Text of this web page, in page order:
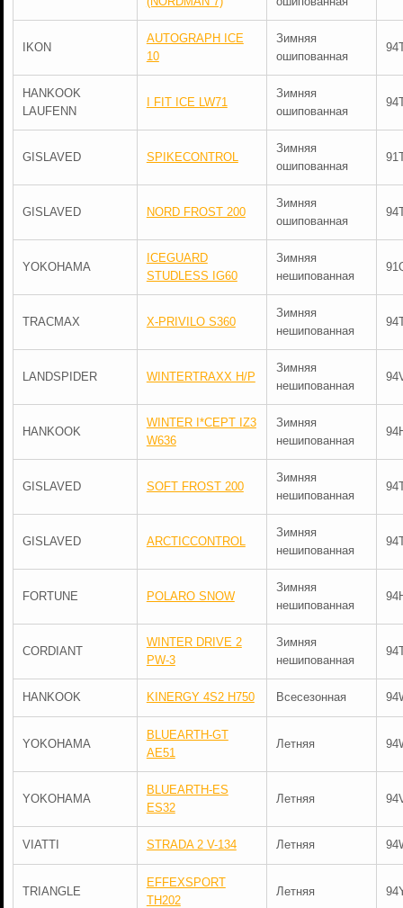
IKON
AUTOGRAPH ICE
10
Зимняя
ошипованная
HANKOOK
LAUFENN
I FIT ICE LW71
Зимняя
ошипованная
GISLAVED SPIKECONTROL
Зимняя
ошипованная
GISLAVED NORD FROST 200
Зимняя
ошипованная
YOKOHAMA
ICEGUARD
STUDLESS IG60
Зимняя
нешипованная
TRACMAX X-PRIVILO S360
Зимняя
нешипованная
LANDSPIDER WINTERTRAXX H/P
Зимняя
нешипованная
HANKOOK
WINTER I*CEPT IZ3
W636
Зимняя
нешипованная
GISLAVED SOFT FROST 200
Зимняя
нешипованная
GISLAVED ARCTICCONTROL
Зимняя
нешипованная
FORTUNE POLARO SNOW
Зимняя
нешипованная
CORDIANT
WINTER DRIVE 2
PW-3
Зимняя
нешипованная
HANKOOK KINERGY 4S2 H750 Всесезонная
YOKOHAMA
BLUEARTH-GT
AE51
Летняя
YOKOHAMA
BLUEARTH-ES
ES32
Летняя
VIATTI STRADA 2 V-134 Летняя
TRIANGLE
EFFEXSPORT
TH202
Летняя